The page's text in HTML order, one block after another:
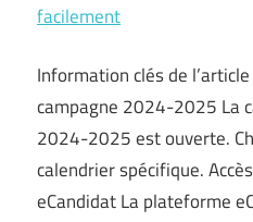
facilement
Information clés de
campagne 2024-2025 La
2024-2025 est ouverte.
calendrier spécifique.
eCandidat La plateforme